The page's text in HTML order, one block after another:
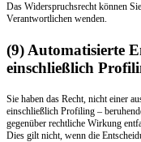
Das Widerspruchsrecht können
Verantwortlichen wenden.
(9) Automatisierte
einschließlich
Sie haben das Recht, nicht einer
einschließlich Profiling –
gegenüber rechtliche Wirkung
Dies gilt nicht, wenn die